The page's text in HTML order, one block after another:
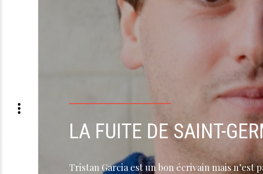
LA FUITE DE SAINT-
Tristan Garcia est un bon écrivain mais n’est